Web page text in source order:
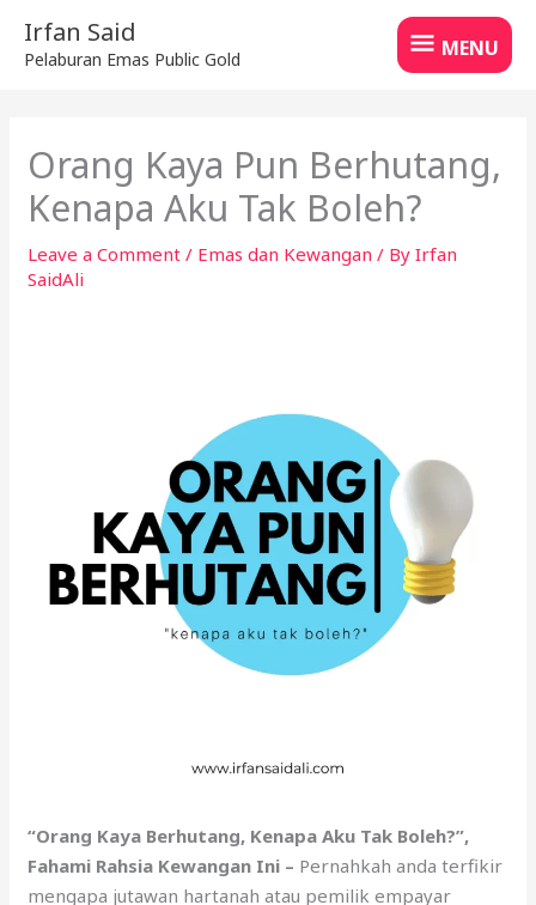
content
Irfan Said
Pelaburan Emas Public Gold
MENU
MENU
Orang Kaya Pun Berhutang,
Kenapa Aku Tak Boleh?
Leave a Comment / Emas dan Kewangan / ByIrfan
SaidAli
“Orang Kaya Berhutang, Kenapa Aku Tak Boleh?”,
Fahami Rahsia Kewangan Ini – Pernahkah anda terfikir
mengapa jutawan hartanah atau pemilik empayar